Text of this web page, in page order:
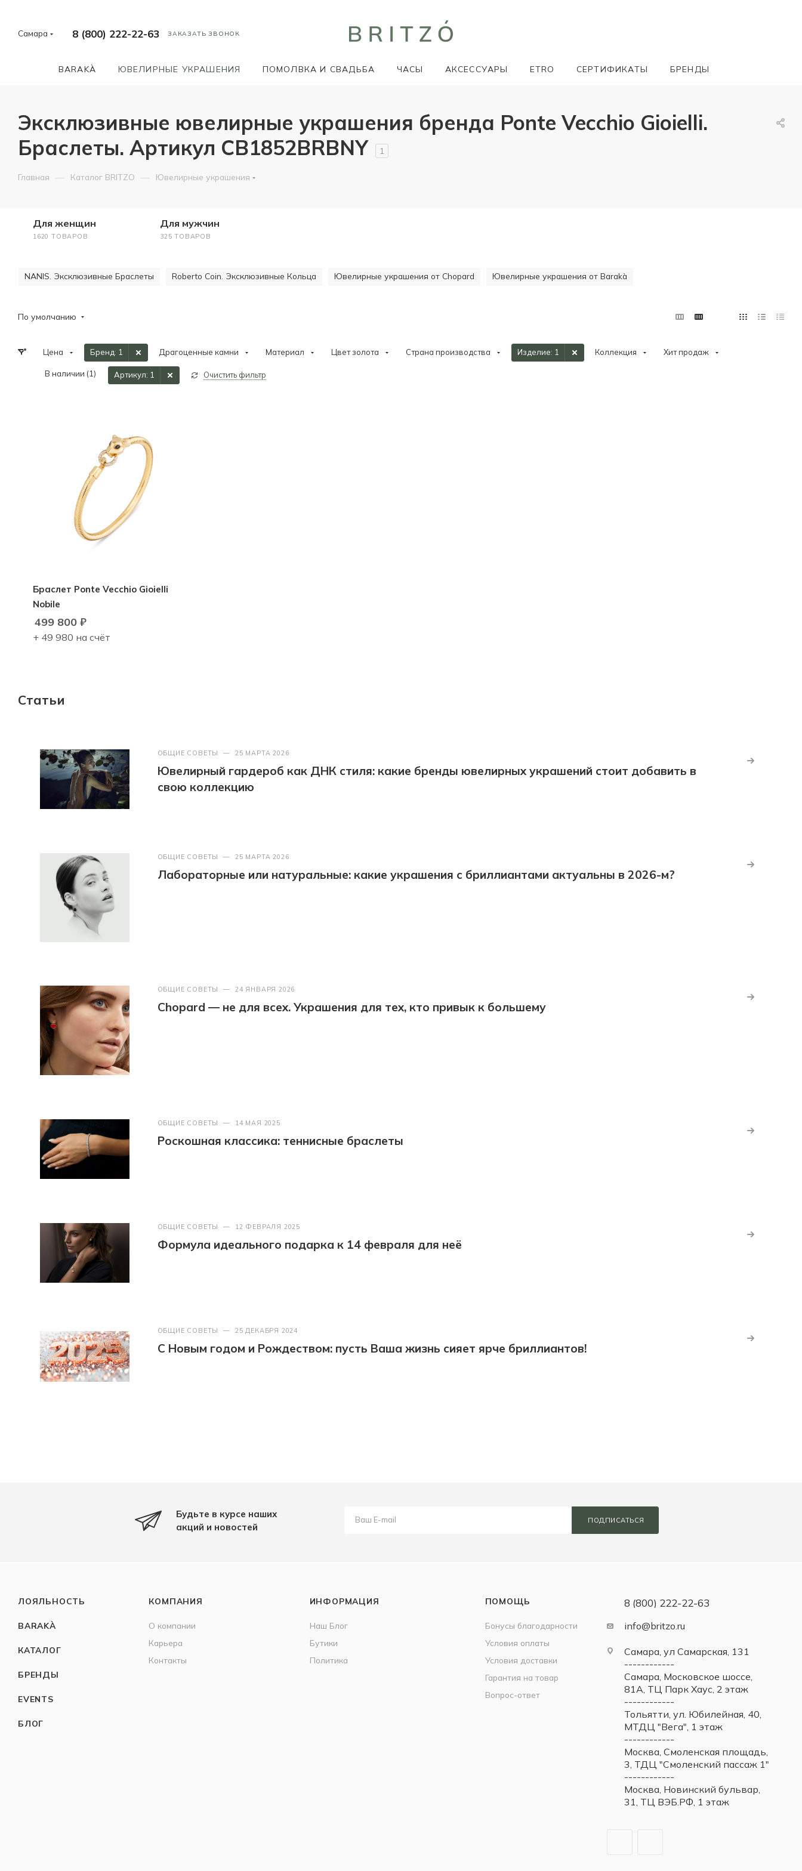
Самара 8 (800) 222-22-63 ЗАКАЗАТЬ ЗВОНОК
BARAKÀ ЮВЕЛИРНЫЕ УКРАШЕНИЯ ПОМОЛВКА И СВАДЬБА ЧАСЫ АКСЕССУАРЫ ETRO СЕРТИФИКАТЫ БРЕНДЫ
Эксклюзивные ювелирные украшения бренда Ponte Vecchio Gioielli.
Браслеты. Артикул CB1852BRBNY
1
Главная — Каталог BRITZO — Ювелирные украшения
Для женщин
1620 ТОВАРОВ
Для мужчин
325 ТОВАРОВ
NANIS. Эксклюзивные Браслеты Roberto Coin. Эксклюзивные Кольца Ювелирные украшения от Chopard Ювелирные украшения от Barakà
По умолчанию
Цена Бренд: 1 Драгоценные камни Материал Цвет золота Страна производства Изделие: 1 Коллекция Хит продаж
В наличии (1) Артикул: 1 Очистить фильтр
Браслет Ponte Vecchio Gioielli
Nobile
499 800 ₽
+ 49 980 на счёт
Статьи
ОБЩИЕ СОВЕТЫ — 25 МАРТА 2026
Ювелирный гардероб как ДНК стиля: какие бренды ювелирных украшений стоит добавить в
свою коллекцию
ОБЩИЕ СОВЕТЫ — 25 МАРТА 2026
Лабораторные или натуральные: какие украшения с бриллиантами актуальны в 2026-м?
ОБЩИЕ СОВЕТЫ — 24 ЯНВАРЯ 2026
Chopard — не для всех. Украшения для тех, кто привык к большему
ОБЩИЕ СОВЕТЫ — 14 МАЯ 2025
Роскошная классика: теннисные браслеты
ОБЩИЕ СОВЕТЫ — 12 ФЕВРАЛЯ 2025
Формула идеального подарка к 14 февраля для неё
ОБЩИЕ СОВЕТЫ — 25 ДЕКАБРЯ 2024
С Новым годом и Рождеством: пусть Ваша жизнь сияет ярче бриллиантов!
Будьте в курсе наших
акций и новостей
ПОДПИСАТЬСЯ
ЛОЯЛЬНОСТЬ
BARAKÀ
КАТАЛОГ
БРЕНДЫ
EVENTS
БЛОГ
КОМПАНИЯ
О компании
Карьера
Контакты
ИНФОРМАЦИЯ
Наш Блог
Бутики
Политика
ПОМОЩЬ
Бонусы благодарности
Условия оплаты
Условия доставки
Гарантия на товар
Вопрос-ответ
8 (800) 222-22-63
info@britzo.ru
Самара, ул Самарская, 131
------------
Самара, Московское шоссе,
81А, ТЦ Парк Хаус, 2 этаж
------------
Тольятти, ул. Юбилейная, 40,
МТДЦ "Вега", 1 этаж
------------
Москва, Смоленская площадь,
3, ТДЦ "Смоленский пассаж 1"
------------
Москва, Новинский бульвар,
31, ТЦ ВЭБ.РФ, 1 этаж